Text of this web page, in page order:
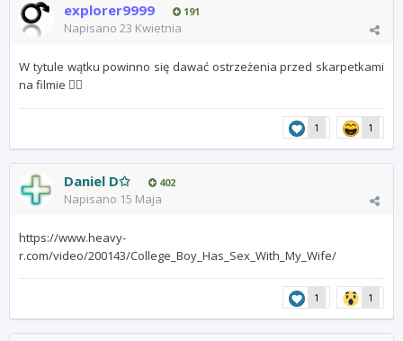
explorer9999 191
Napisano 23 Kwietnia
W tytule wątku powinno się dawać ostrzeżenia przed skarpetkami
na filmie 🤦‍♂️
1 1
Daniel D✩ 402
Napisano 15 Maja
https://www.heavy-
r.com/video/200143/College_Boy_Has_Sex_With_My_Wife/
1 1